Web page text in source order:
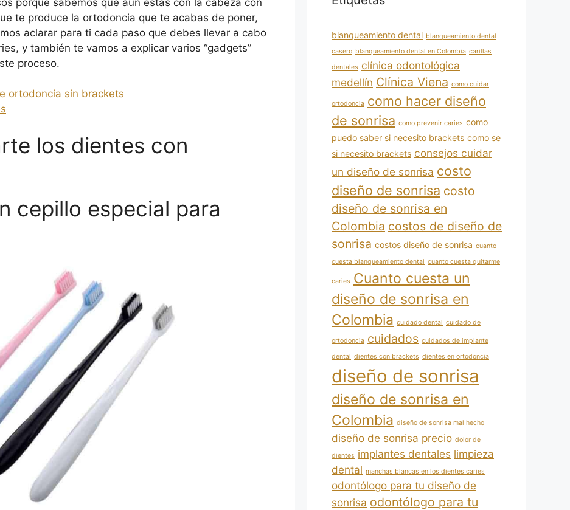
te produce la ortodoncia que te acabas de poner,
aclarar para ti cada paso que debes llevar a cabo
y también te vamos a explicar varios “gadgets”
proceso.
ortodoncia sin brackets
los dientes con
cepillo especial para
blanqueamiento dental blanqueamiento dental
casero blanqueamiento dental en Colombia carillas
dentales clínica odontológica
medellín Clínica Viena como cuidar
ortodoncia como hacer diseño
de sonrisa como prevenir caries como
puedo saber si necesito brackets como se
si necesito brackets consejos cuidar
un diseño de sonrisa costo
diseño de sonrisa costo
diseño de sonrisa en
Colombia costos de diseño de
sonrisa costos diseño de sonrisa cuanto
cuesta blanqueamiento dental cuanto cuesta quitarme
caries Cuanto cuesta un
diseño de sonrisa en
Colombia cuidado dental cuidado de
ortodoncia cuidados cuidados de implante
dental dientes con brackets dientes en ortodoncia
diseño de sonrisa
diseño de sonrisa en
Colombia diseño de sonrisa mal hecho
diseño de sonrisa precio dolor de
dientes implantes dentales limpieza
dental manchas blancas en los dientes caries
odontólogo para tu diseño de
sonrisa odontólogo para tu